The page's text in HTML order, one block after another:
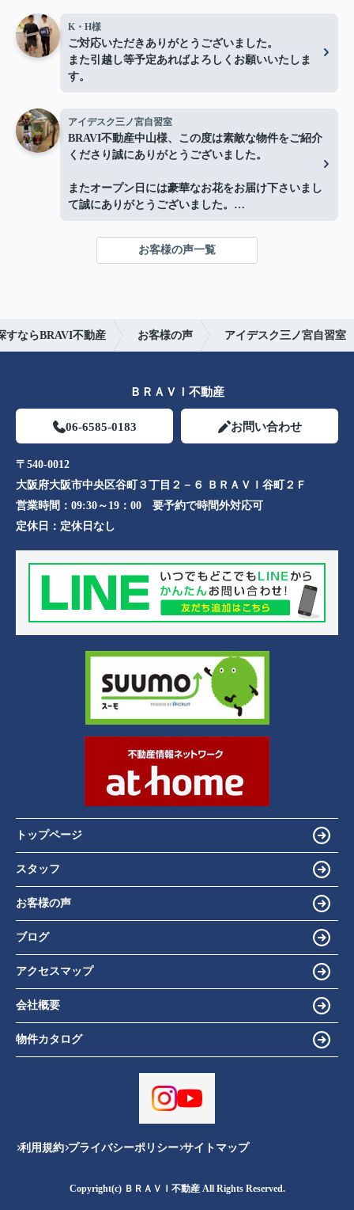
K・H様
ご対応いただきありがとうございました。
また引越し等予定あればよろしくお願いいたしま
す。
アイデスク三ノ宮自習室
BRAVI不動産中山様、この度は素敵な物件をご紹介
くださり誠にありがとうございました。
またオープン日には豪華なお花をお届け下さいまし
て誠にありがとうございました。
を迎える事ができました。
心より感謝申し上げます。
お客様の声一覧
すならBRAVI不動産 お客様の声 アイデスク三ノ宮自習室
ＢＲＡＶＩ不動産
06-6585-0183 お問い合わせ
〒540-0012
大阪府大阪市中央区谷町３丁目２－６ ＢＲＡＶＩ谷町２Ｆ
営業時間： 09:30～19：00 要予約で時間外対応可
定休日： 定休日なし
トップページ
スタッフ
お客様の声
ブログ
アクセスマップ
会社概要
物件カタログ
利用規約 プライバシーポリシー サイトマップ
Copyright(c) ＢＲＡＶＩ不動産 All Rights Reserved.